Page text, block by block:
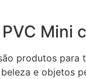
Mini
produtos
e objetos